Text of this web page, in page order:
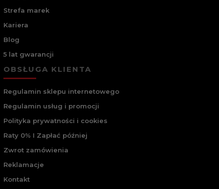
Strefa marek
Kariera
Blog
5 lat gwarancji
OBSŁUGA KLIENTA
Regulamin sklepu internetowego
Regulamin usług i promocji
Polityka prywatności i cookies
Raty 0% I Zapłać później
Zwrot zamówienia
Reklamacje
Kontakt